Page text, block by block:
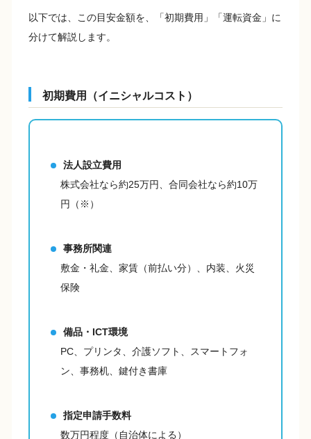
以下では、この目安金額を、「初期費用」「運転資金」に
分けて解説します。
初期費用（イニシャルコスト）
法人設立費用
株式会社なら約25万円、合同会社なら約10万
円（※）
事務所関連
敷金・礼金、家賃（前払い分）、内装、火災
保険
備品・ICT環境
PC、プリンタ、介護ソフト、スマートフォ
ン、事務机、鍵付き書庫
指定申請手数料
数万円程度（自治体による）